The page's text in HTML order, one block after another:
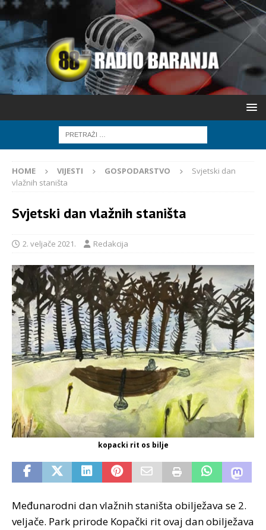
HOME VIJESTI GOSPODARSTVO
Svjetski dan
vlažnih staništa
Svjetski dan vlažnih staništa
2. veljače 2021. Redakcija
kopacki rit os bilje
Međunarodni dan vlažnih staništa obilježava se 2.
veljače. Park prirode Kopački rit ovaj dan obilježava